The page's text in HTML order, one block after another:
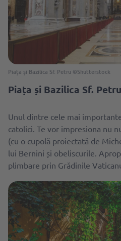
Piața și Bazilica Sf. Petru ©Shutterstock
Piața și Bazilica Sf. Petru
Unul dintre cele mai
catolici. Te vor impresiona nu
(cu o cupolă proiectată de
lui Bernini și obeliscurile.
plimbare prin Grădinile